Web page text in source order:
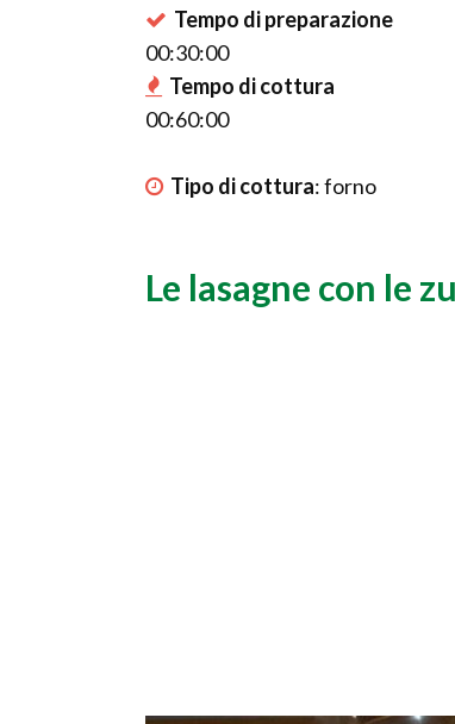
Tempo di preparazione
00:30:00
Tempo di cottura
00:60:00
Tipo di cottura:forno
Le lasagne con le